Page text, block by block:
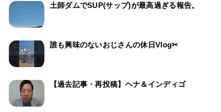
土師ダムでSUP(サップ)が最高過ぎる報告。
誰も興味のないおじさんの休日Vlog✂
【過去記事・再投稿】ヘナ＆インディゴ